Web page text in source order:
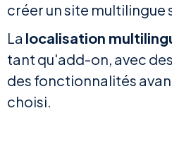
créer un site multilingue
La localisation
tant qu'add-on, avec
des fonctionnalités
choisi.